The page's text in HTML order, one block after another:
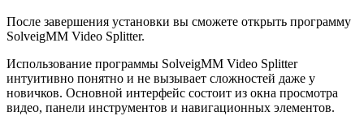
После завершения установки вы сможете открыть программу
SolveigMM Video Splitter.
Использование программы SolveigMM Video Splitter
интуитивно понятно и не вызывает сложностей даже у
новичков. Основной интерфейс состоит из окна просмотра
видео, панели инструментов и навигационных элементов.